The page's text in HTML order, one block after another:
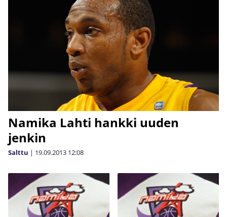
Namika Lahti hankki uuden
jenkin
Salttu | 19.09.2013 12:08